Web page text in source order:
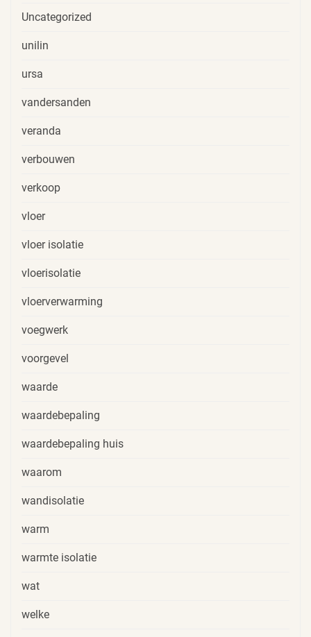
Uncategorized
unilin
ursa
vandersanden
veranda
verbouwen
verkoop
vloer
vloer isolatie
vloerisolatie
vloerverwarming
voegwerk
voorgevel
waarde
waardebepaling
waardebepaling huis
waarom
wandisolatie
warm
warmte isolatie
wat
welke